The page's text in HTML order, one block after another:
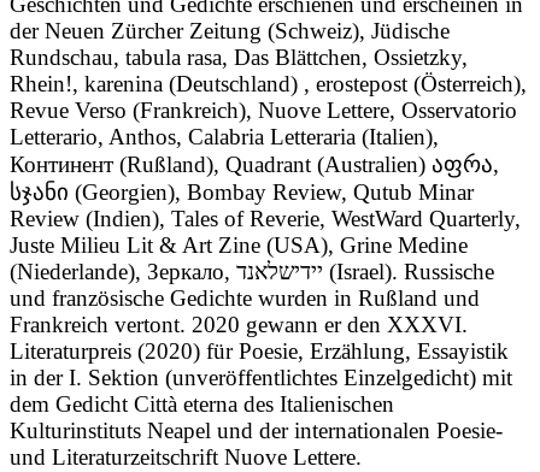
der Neuen Zürcher Zeitung (Schweiz), Jüdische
Rundschau, tabula rasa, Das Blättchen, Ossietzky,
Rhein!, karenina (Deutschland) , erostepost (Österreich),
Revue Verso (Frankreich), Nuove Lettere, Osservatorio
Letterario, Anthos, Calabria Letteraria (Italien),
Континент (Rußland), Quadrant (Australien) აფრა,
სჯანი (Georgien), Bombay Review, Qutub Minar
Review (Indien), Tales of Reverie, WestWard Quarterly,
Juste Milieu Lit & Art Zine (USA), Grine Medine
(Niederlande), Зеркало, יידישלאנד (Israel). Russische
und französische Gedichte wurden in Rußland und
Frankreich vertont. 2020 gewann er den XXXVI.
Literaturpreis (2020) für Poesie, Erzählung, Essayistik
in der I. Sektion (unveröffentlichtes Einzelgedicht) mit
dem Gedicht Città eterna des Italienischen
Kulturinstituts Neapel und der internationalen Poesie-
und Literaturzeitschrift Nuove Lettere.